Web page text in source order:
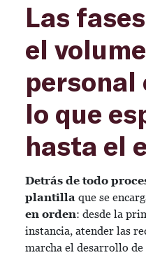
Las
el
personal
lo que
hasta el
Detrás de todo
plantilla que se
en orden: desde la
instancia, atender las
marcha el desarrollo de